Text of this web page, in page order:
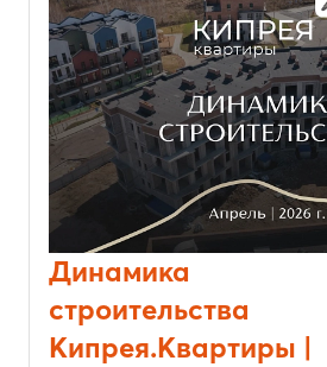
Динамика
строительства
Кипрея.Квартиры |